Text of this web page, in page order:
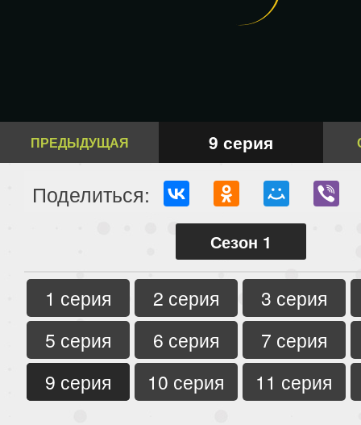
ПРЕДЫДУЩАЯ 9 серия
Поделиться:
Сезон 1
1 серия 2 серия
3 серия
5 серия
6 серия
7 серия
9 серия
10 серия 11 серия